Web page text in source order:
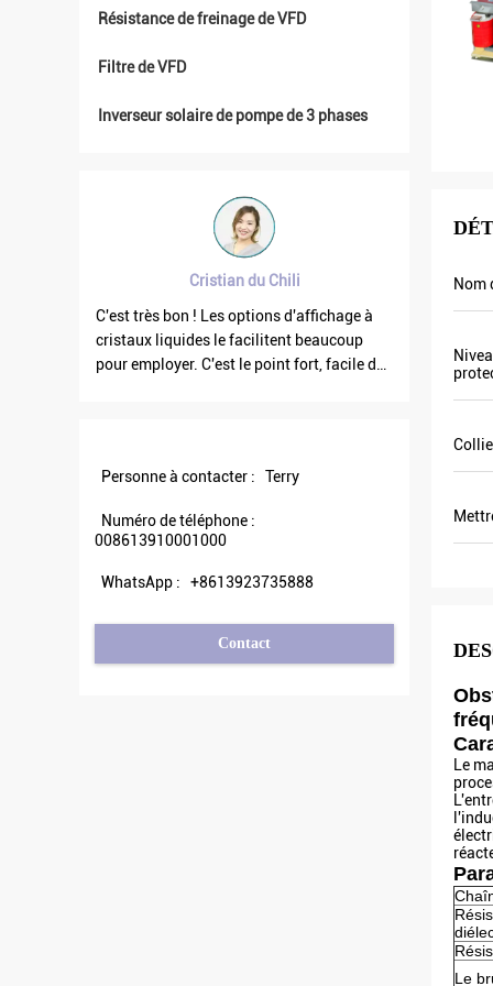
Résistance de freinage de VFD
Filtre de VFD
Inverseur solaire de pompe de 3 phases
bon ! Les options d'affichage à
le facilitent beaucoup
C'est le point fort, facile de
Brahim assad de
La fréquence de la sortie
quand les autres flottent.
courant de sortie est inférieur
celui sont pourquoi la fréquence
Personne à contacter : Terry
Numéro de téléphone :
008613910001000
WhatsApp : +8613923735888
Contact
Nom
Le
Le